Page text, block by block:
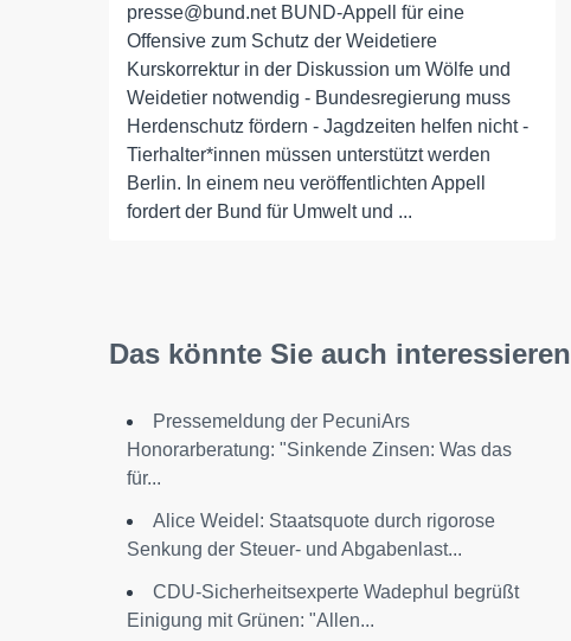
presse@bund.net BUND-Appell für eine
Offensive zum Schutz der Weidetiere
Kurskorrektur in der Diskussion um Wölfe und
Weidetier notwendig - Bundesregierung muss
Herdenschutz fördern - Jagdzeiten helfen nicht -
Tierhalter*innen müssen unterstützt werden
Berlin. In einem neu veröffentlichten Appell
fordert der Bund für Umwelt und ...
Das könnte Sie auch interessieren
Pressemeldung der PecuniArs
Honorarberatung: "Sinkende Zinsen: Was das
für...
Alice Weidel: Staatsquote durch rigorose
Senkung der Steuer- und Abgabenlast...
CDU-Sicherheitsexperte Wadephul begrüßt
Einigung mit Grünen: "Allen...